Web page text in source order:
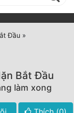
Đầu »
Bắt Đầu
làm xong